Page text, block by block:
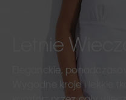
Letnie
Eleganckie,
Wygodne kroje i lekkie